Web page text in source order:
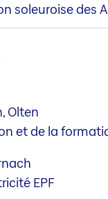
soleuroise des
Olten
et de la
EPF